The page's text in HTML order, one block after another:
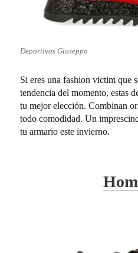
Deportivas Gioseppo
Si eres una fashion victim que
tendencia del momento, estas
tu mejor elección. Combinan
todo comodidad. Un
tu armario este invierno.